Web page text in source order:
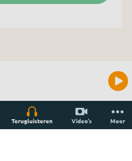
Terugluisteren Video’s Meer